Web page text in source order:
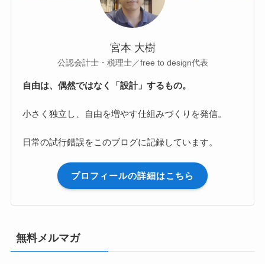
宮本 大樹
公認会計士・税理士／free to design代表
自由は、偶然ではなく「設計」するもの。
小さく独立し、自由を増やす仕組みづくりを発信。
日常の試行錯誤をこのブログに記録しています。
プロフィールの詳細はこちら
無料メルマガ